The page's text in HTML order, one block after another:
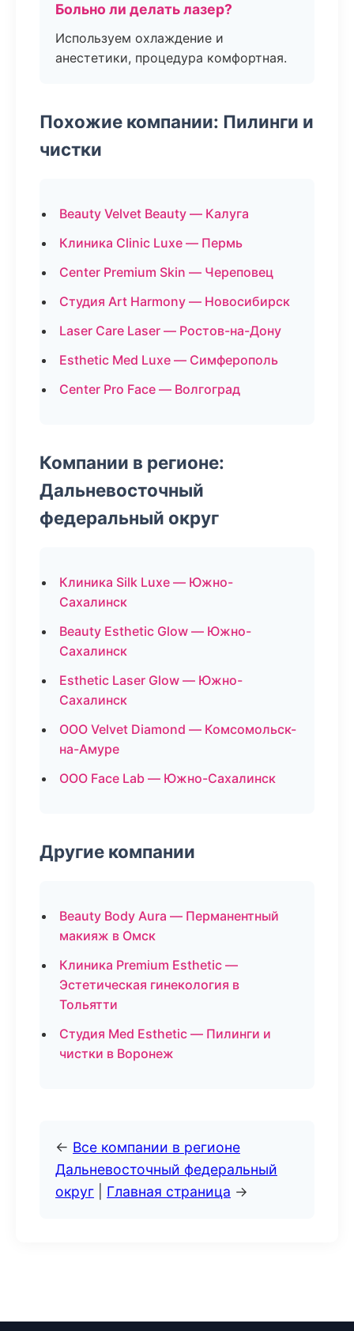
Больно ли делать лазер?
Используем охлаждение и
анестетики, процедура комфортная.
Похожие компании: Пилинги и
чистки
Beauty Velvet Beauty — Калуга
Клиника Clinic Luxe — Пермь
Center Premium Skin — Череповец
Студия Art Harmony — Новосибирск
Laser Care Laser — Ростов-на-Дону
Esthetic Med Luxe — Симферополь
Center Pro Face — Волгоград
Компании в регионе:
Дальневосточный
федеральный округ
Клиника Silk Luxe — Южно-
Сахалинск
Beauty Esthetic Glow — Южно-
Сахалинск
Esthetic Laser Glow — Южно-
Сахалинск
ООО Velvet Diamond — Комсомольск-
на-Амуре
ООО Face Lab — Южно-Сахалинск
Другие компании
Beauty Body Aura — Перманентный
макияж в Омск
Клиника Premium Esthetic —
Эстетическая гинекология в
Тольятти
Студия Med Esthetic — Пилинги и
чистки в Воронеж
← Все компании в регионе
Дальневосточный федеральный
округ
Главная страница →